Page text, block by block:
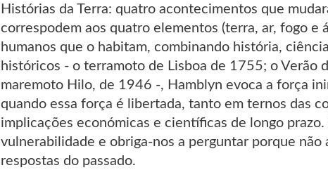
Histórias da Terra: quatro acontecimentos que
correspodem aos quatro elementos (terra, ar, fogo e
humanos que o habitam, combinando história,
históricos - o terramoto de Lisboa de 1755; o Verão
maremoto Hilo, de 1946 -, Hamblyn evoca a força
quando essa força é libertada, tanto em ternos das
implicações económicas e científicas de longo
vulnerabilidade e obriga-nos a perguntar porque
respostas do passado.